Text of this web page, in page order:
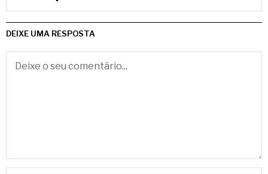
DEIXE UMA RESPOSTA